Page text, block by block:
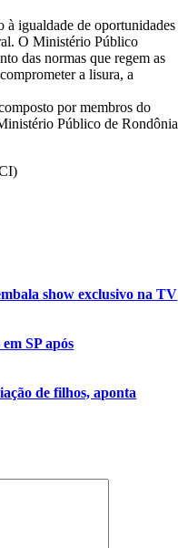
à igualdade de oportunidades
O Ministério Público
das normas que regem as
a lisura, a
por membros do
Público de Rondônia
show exclusivo na TV
SP após
de filhos, aponta